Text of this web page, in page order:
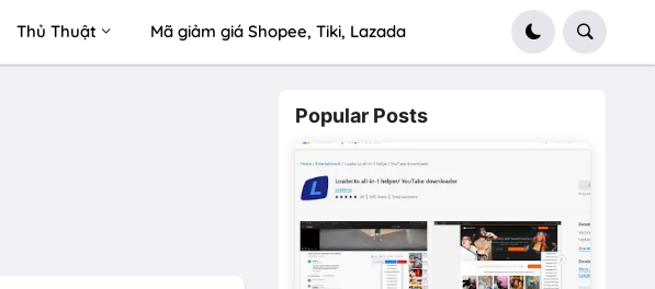
Thủ Thuật Mã giảm giá Shopee, Tiki, Lazada
Popular Posts